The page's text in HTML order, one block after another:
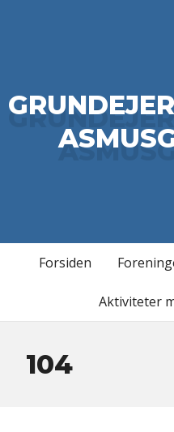
Forsiden
Aktiviteter
104